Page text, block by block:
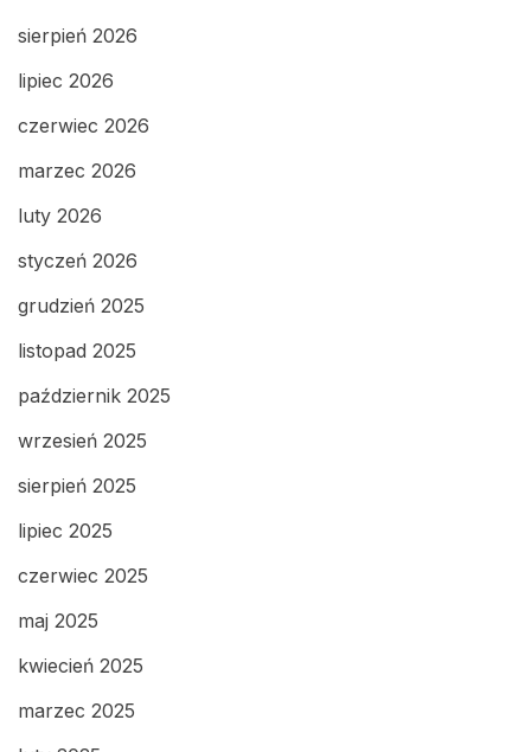
sierpień 2026
lipiec 2026
czerwiec 2026
marzec 2026
luty 2026
styczeń 2026
grudzień 2025
listopad 2025
październik 2025
wrzesień 2025
sierpień 2025
lipiec 2025
czerwiec 2025
maj 2025
kwiecień 2025
marzec 2025